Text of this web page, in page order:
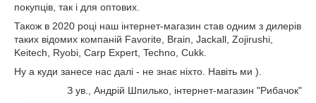
покупців, так і для оптових.
Також в 2020 році наш інтернет-магазин став одним з дилерів
таких відомих компаній Favorite, Brain, Jackall, Zojirushi,
Keitech, Ryobi, Carp Expert, Techno, Cukk.
Ну а куди занесе нас далі - не знає ніхто. Навіть ми ).
З ув., Андрій Шпилько, інтернет-магазин "Рибачок"